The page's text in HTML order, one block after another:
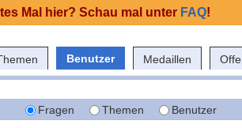
Benutzer Medaillen
Fragen Themen Benutzer
Mal hier? Schau mal unter FAQ!